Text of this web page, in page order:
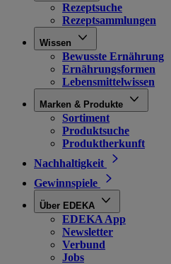
Rezeptsuche
Rezeptsammlungen
Wissen
Bewusste Ernährung
Ernährungsformen
Lebensmittelwissen
Marken & Produkte
Sortiment
Produktsuche
Produktherkunft
Nachhaltigkeit
Gewinnspiele
Über EDEKA
EDEKA App
Newsletter
Verbund
Jobs